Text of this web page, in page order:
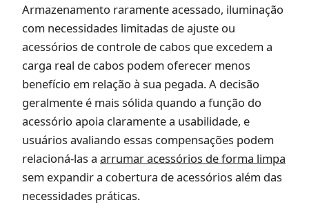
Armazenamento raramente acessado, iluminação
com necessidades limitadas de ajuste ou
acessórios de controle de cabos que excedem a
carga real de cabos podem oferecer menos
benefício em relação à sua pegada. A decisão
geralmente é mais sólida quando a função do
acessório apoia claramente a usabilidade, e
usuários avaliando essas compensações podem
relacioná-las a arrumar acessórios de forma limpa
sem expandir a cobertura de acessórios além das
necessidades práticas.